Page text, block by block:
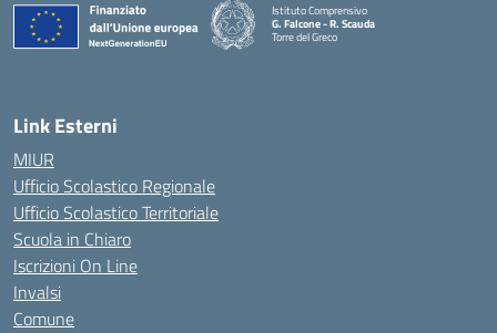
Istituto Comprensivo
G. Falcone - R. Scauda
Torre del Greco
Link Esterni
MIUR
Ufficio Scolastico Regionale
Ufficio Scolastico Territoriale
Scuola in Chiaro
Iscrizioni On Line
Invalsi
Comune